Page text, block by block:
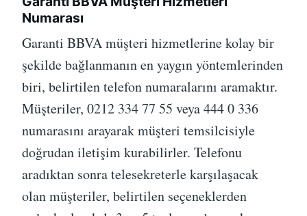
Numarası
Garanti BBVA müşteri hizmetlerine kolay bir
şekilde bağlanmanın en yaygın yöntemlerinden
biri, belirtilen telefon numaralarını aramaktır.
Müşteriler, 0212 334 77 55 veya 444 0 336
numarasını arayarak müşteri temsilcisiyle
doğrudan iletişim kurabilirler. Telefonu
aradıktan sonra telesekreterle karşılaşacak
olan müşteriler, belirtilen seçeneklerden